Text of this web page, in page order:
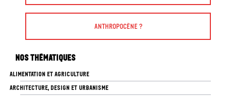
Anthropocène ?
Nos thématiques
ALIMENTATION ET AGRICULTURE
ARCHITECTURE, DESIGN ET URBANISME